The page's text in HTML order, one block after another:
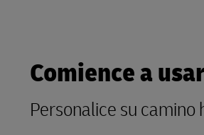
Comience a
Personalice su camino